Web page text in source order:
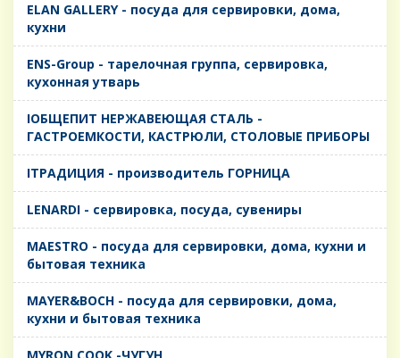
ELAN GALLERY - посуда для сервировки, дома,
кухни
ENS-Group - тарелочная группа, сервировка,
кухонная утварь
IОБЩЕПИТ НЕРЖАВЕЮЩАЯ СТАЛЬ -
ГАСТРОЕМКОСТИ, КАСТРЮЛИ, СТОЛОВЫЕ ПРИБОРЫ
IТРАДИЦИЯ - производитель ГОРНИЦА
LENARDI - сервировка, посуда, сувениры
MAESTRO - посуда для сервировки, дома, кухни и
бытовая техника
MAYER&BOCH - посуда для сервировки, дома,
кухни и бытовая техника